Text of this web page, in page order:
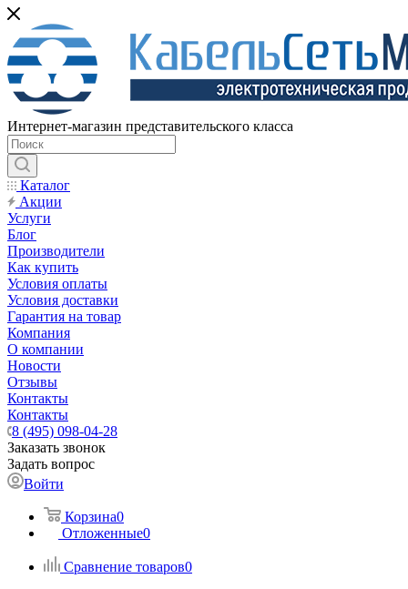
Интернет-магазин представительского класса
Каталог
Акции
Услуги
Блог
Производители
Как купить
Условия оплаты
Условия доставки
Гарантия на товар
Компания
О компании
Новости
Отзывы
Контакты
Контакты
8 (495) 098-04-28
Заказать звонок
Задать вопрос
Войти
Корзина0
Отложенные0
Сравнение товаров0